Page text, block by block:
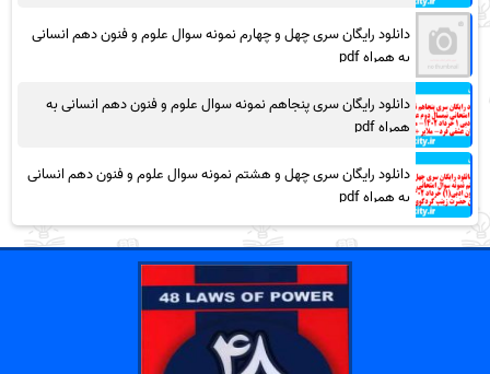
دانلود رایگان سری چهل و چهارم نمونه سوال علوم و فنون دهم انسانی
به همراه pdf
دانلود رایگان سری پنجاهم نمونه سوال علوم و فنون دهم انسانی به
همراه pdf
دانلود رایگان سری چهل و هشتم نمونه سوال علوم و فنون دهم انسانی
به همراه pdf